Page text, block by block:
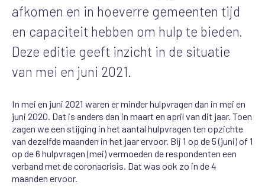
afkomen en in hoeverre gemeenten tijd
en capaciteit hebben om hulp te bieden.
Deze editie geeft inzicht in de situatie
van mei en juni 2021.
In mei en juni 2021 waren er minder hulpvragen dan in mei en
juni 2020. Dat is anders dan in maart en april van dit jaar. Toen
zagen we een stijging in het aantal hulpvragen ten opzichte
van dezelfde maanden in het jaar ervoor. Bij 1 op de 5 (juni) of 1
op de 6 hulpvragen (mei) vermoeden de respondenten een
verband met de coronacrisis. Dat was ook zo in de 4
maanden ervoor.